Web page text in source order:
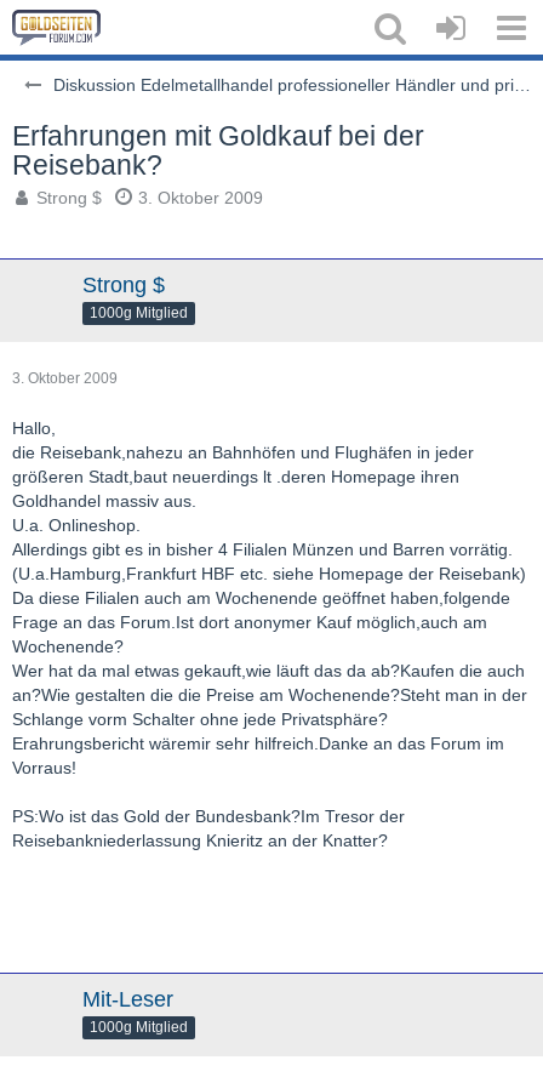
Erfahrungen mit Goldkauf bei der
Reisebank?
Strong $ 3. Oktober 2009
Strong $
1000g Mitglied
3. Oktober 2009
Hallo,
die Reisebank,nahezu an Bahnhöfen und Flughäfen in jeder
größeren Stadt,baut neuerdings lt .deren Homepage ihren
Goldhandel massiv aus.
U.a. Onlineshop.
Allerdings gibt es in bisher 4 Filialen Münzen und Barren vorrätig.
(U.a.Hamburg,Frankfurt HBF etc. siehe Homepage der Reisebank)
Da diese Filialen auch am Wochenende geöffnet haben,folgende
Frage an das Forum.Ist dort anonymer Kauf möglich,auch am
Wochenende?
Wer hat da mal etwas gekauft,wie läuft das da ab?Kaufen die auch
an?Wie gestalten die die Preise am Wochenende?Steht man in der
Schlange vorm Schalter ohne jede Privatsphäre?
Erahrungsbericht wäremir sehr hilfreich.Danke an das Forum im
Vorraus!
PS:Wo ist das Gold der Bundesbank?Im Tresor der
Reisebankniederlassung Knieritz an der Knatter?
Mit-Leser
1000g Mitglied